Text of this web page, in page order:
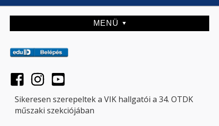
MENÜ
Sikeresen szerepeltek a VIK hallgatói a 34. OTDK
műszaki szekciójában